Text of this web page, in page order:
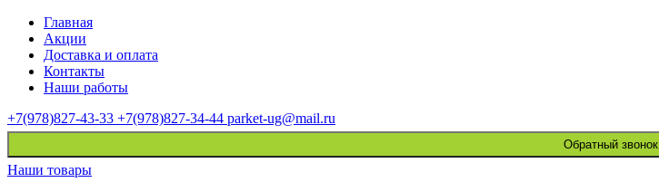
Главная
Акции
Доставка и оплата
Контакты
Наши работы
+7(978)827-43-33 +7(978)827-34-44 parket-ug@mail.ru
Обратный звонок
Наши товары